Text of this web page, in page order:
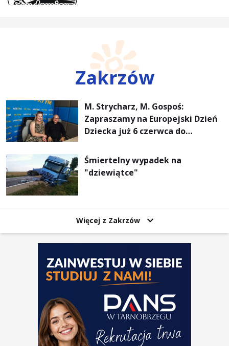
Pieszym „Tam Gdzie Pieprz
Zakrzów
M. Strycharz, M. Gospoś:
Zapraszamy na Europejski Dzień
Dziecka już 6 czerwca do
Śmiertelny wypadek na
"dziewiątce"
Więcej z Zakrzów